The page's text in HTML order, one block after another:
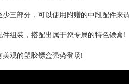
三部分，可以使用附赠的中段配件来
组装，搭配出属于您专属的特色镖盒!
观的塑胶镖盒强势登场!